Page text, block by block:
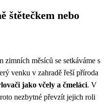
štětečkem nebo
zimních měsíců se setkáváme s
venku v zahradě řeší příroda
jako včely a čmeláci. V
nezbytné převzít jejich roli